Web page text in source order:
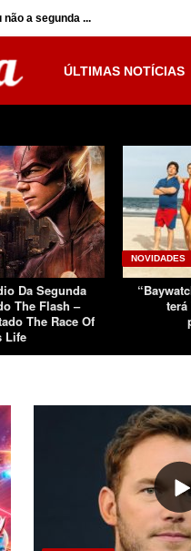
a segunda ...
ÚLTIMAS NOTÍCIAS
Da Segunda
The Flash –
The Race Of
Life
NOVIDADES